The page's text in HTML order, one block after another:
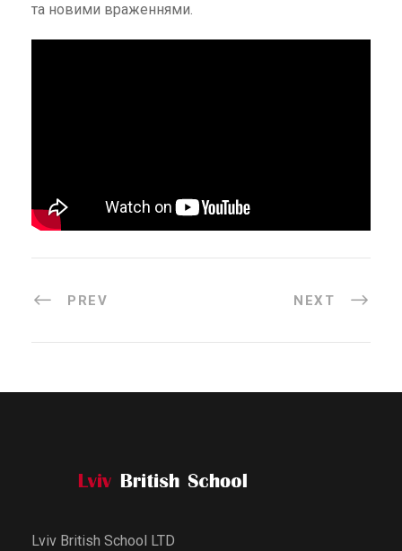
та новими враженнями.
PREV NEXT
Lviv British School LTD